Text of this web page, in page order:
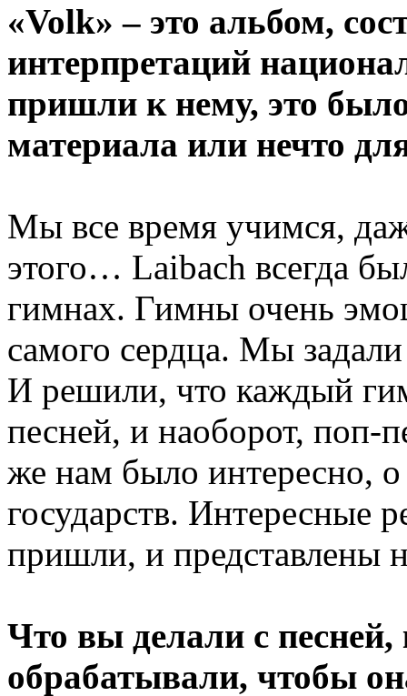
«Volk» – это альбом,
интерпретаций
пришли к нему, это
материала или нечто
Мы все время учимся,
этого… Laibach всегда
гимнах. Гимны очень
самого сердца. Мы
И решили, что каждый
песней, и наоборот,
же нам было интересно,
государств. Интересные
пришли, и представлены
Что вы делали с песней,
обрабатывали, чтобы